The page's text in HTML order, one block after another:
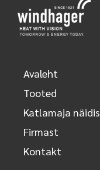
Avaleht
Tooted
Katlamaja näidis
Firmast
Kontakt